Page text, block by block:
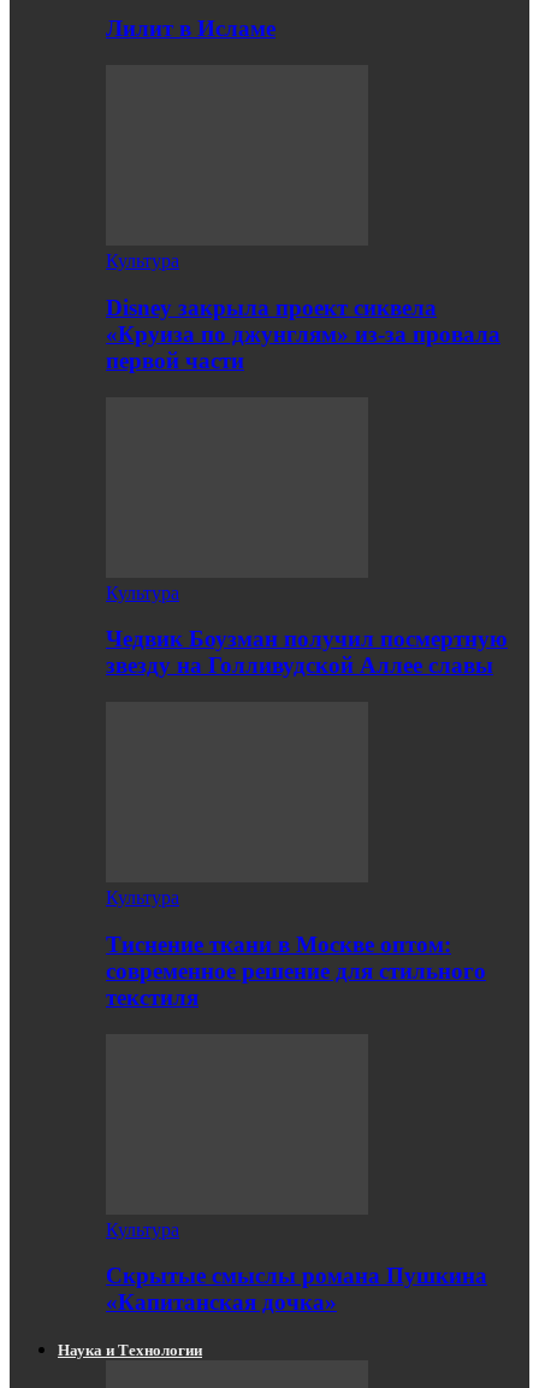
Лилит в Исламе
Культура
Disney закрыла проект сиквела
«Круиза по джунглям» из-за провала
первой части
Культура
Чедвик Боузман получил посмертную
звезду на Голливудской Аллее славы
Культура
Тиснение ткани в Москве оптом:
современное решение для стильного
текстиля
Культура
Скрытые смыслы романа Пушкина
«Капитанская дочка»
Наука и Технологии